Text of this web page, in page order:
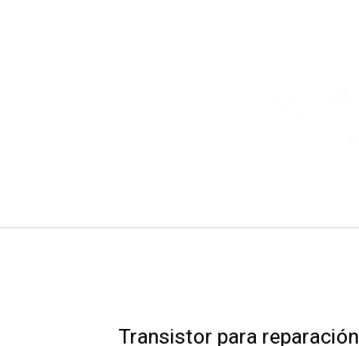
Transistor para